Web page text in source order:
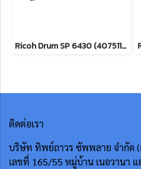
Ricoh Drum SP 6430 (407511) ตลับดรัม 25,000 แผ่น สินค้าของแท้ รับประกันศูนย์
ติดต่อเรา
บริษัท ทิพย์ถาวร ซัพพลาย จำกัด
เลขที่ 165/55 หมู่บ้าน เนอวานา